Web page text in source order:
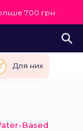
700 грн
Для них
Based